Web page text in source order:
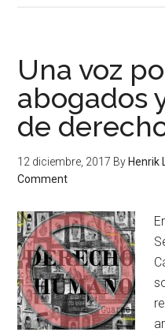
Una voz
abogados
de
12 diciembre, 2017 By Henrik
Comment